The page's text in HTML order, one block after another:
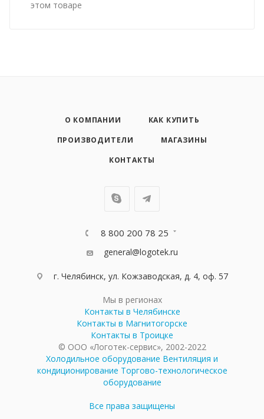
этом товаре
О КОМПАНИИ
КАК КУПИТЬ
ПРОИЗВОДИТЕЛИ
МАГАЗИНЫ
КОНТАКТЫ
8 800 200 78 25
general@logotek.ru
г. Челябинск, ул. Кожзаводская, д. 4, оф. 57
Мы в регионах
Контакты в Челябинске
Контакты в Магнитогорске
Контакты в Троицке
© ООО «Логотек-сервис», 2002-2022
Холодильное оборудование Вентиляция и
кондиционирование Торгово-технологическое
оборудование
Все права защищены